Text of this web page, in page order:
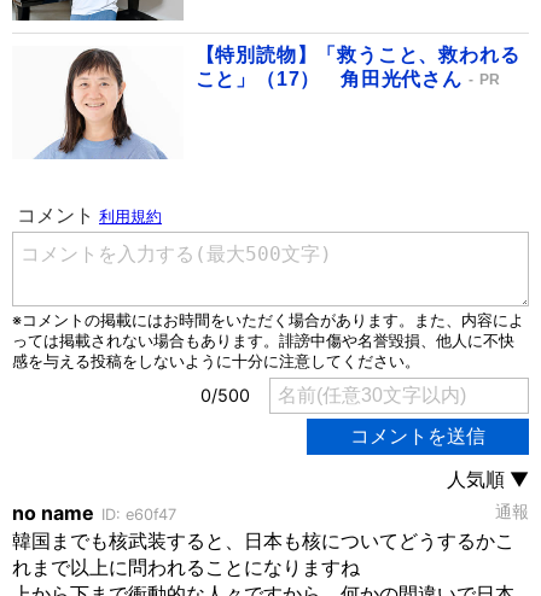
【特別読物】「救うこと、救われる
こと」（17） 角田光代さん
PR